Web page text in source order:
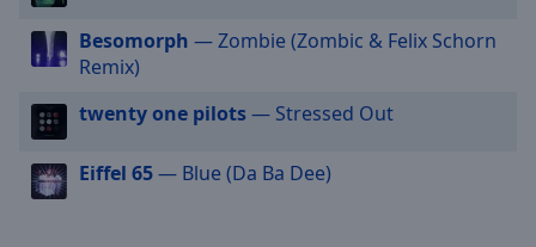
modal
window.
Beginning
dialog
window.
Besomorph — Zombie (Zombic & Felix Schorn
Remix)
twenty one pilots— Stressed Out
Eiffel 65— Blue (Da Ba Dee)